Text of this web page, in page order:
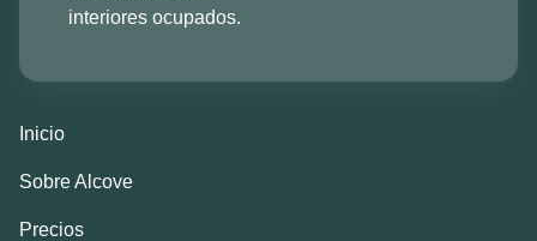
interiores ocupados.
Inicio
Sobre Alcove
Precios